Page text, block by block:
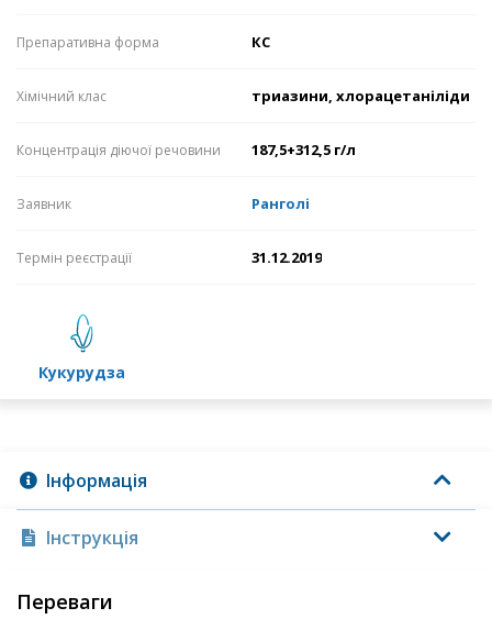
Препаративна форма КС
Хімічний клас триазини, хлорацетаніліди
Концентрація діючої речовини 187,5+312,5 г/л
Заявник Ранголі
Термін реєстрації 31.12.2019
кукурудза
Інформація
Інструкція
Переваги